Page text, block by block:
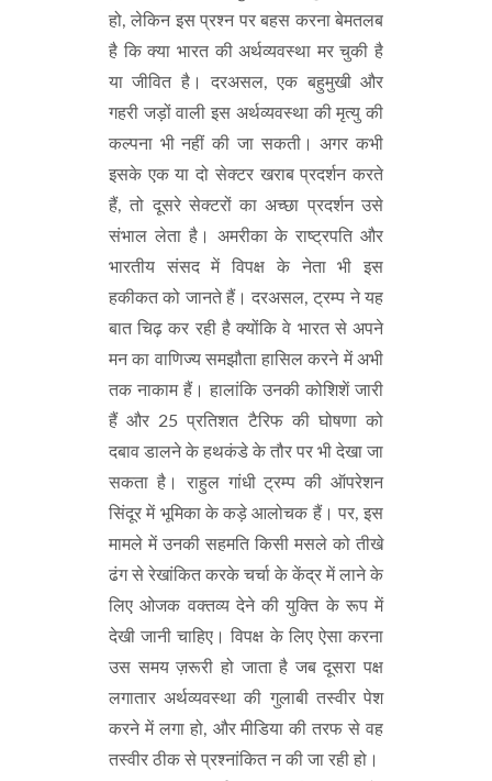
हो, लेकिन इस प्रश्न पर बहस करना बेमतलब
है कि क्या भारत की अर्थव्यवस्था मर चुकी है
या जीवित है। दरअसल, एक बहुमुखी और
गहरी जड़ों वाली इस अर्थव्यवस्था की मृत्यु की
कल्पना भी नहीं की जा सकती। अगर कभी
इसके एक या दो सेक्टर खराब प्रदर्शन करते
हैं, तो दूसरे सेक्टरों का अच्छा प्रदर्शन उसे
संभाल लेता है। अमरीका के राष्ट्रपति और
भारतीय संसद में विपक्ष के नेता भी इस
हकीकत को जानते हैं। दरअसल, ट्रम्प ने यह
बात चिढ़ कर रही है क्योंकि वे भारत से अपने
मन का वाणिज्य समझौता हासिल करने में अभी
तक नाकाम हैं। हालांकि उनकी कोशिशें जारी
हैं और 25 प्रतिशत टैरिफ की घोषणा को
दबाव डालने के हथकंडे के तौर पर भी देखा जा
सकता है। राहुल गांधी ट्रम्प की ऑपरेशन
सिंदूर में भूमिका के कड़े आलोचक हैं। पर, इस
मामले में उनकी सहमति किसी मसले को तीखे
ढंग से रेखांकित करके चर्चा के केंद्र में लाने के
लिए ओजक वक्तव्य देने की युक्ति के रूप में
देखी जानी चाहिए। विपक्ष के लिए ऐसा करना
उस समय ज़रूरी हो जाता है जब दूसरा पक्ष
लगातार अर्थव्यवस्था की गुलाबी तस्वीर पेश
करने में लगा हो, और मीडिया की तरफ से वह
तस्वीर ठीक से प्रश्नांकित न की जा रही हो।